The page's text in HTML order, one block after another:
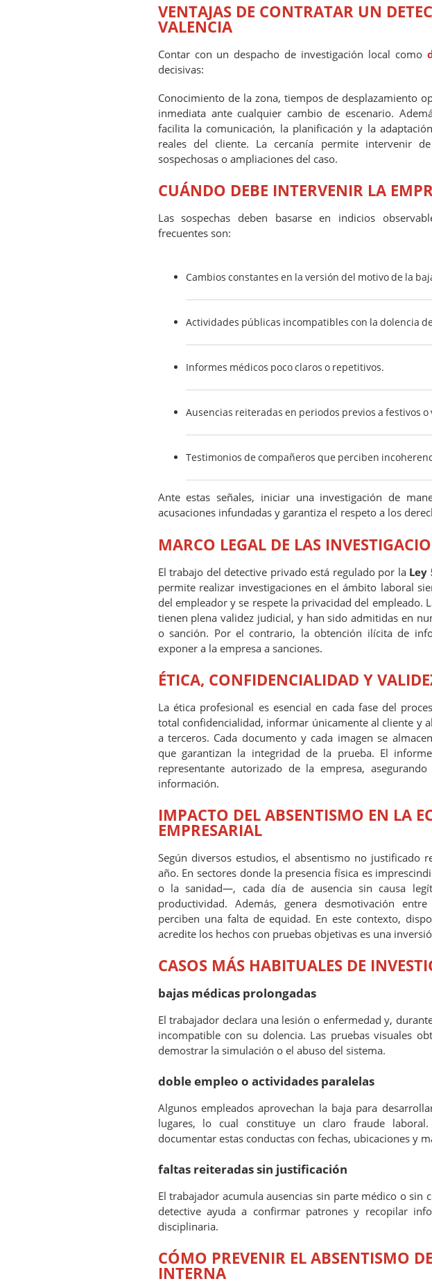
VENTAJAS DE CONTRATAR UN
VALENCIA
Contar con un despacho de investigación local como
decisivas:
Conocimiento de la zona, tiempos de desplazamiento
inmediata ante cualquier cambio de escenario.
facilita la comunicación, la planificación y la
reales del cliente. La cercanía permite intervenir
sospechosas o ampliaciones del caso.
CUÁNDO DEBE INTERVENIR LA
Las sospechas deben basarse en indicios
frecuentes son:
Cambios constantes en la versión del motivo de la
Actividades públicas incompatibles con la dolencia
Informes médicos poco claros o repetitivos.
Ausencias reiteradas en periodos previos a festivos o
Testimonios de compañeros que perciben
Ante estas señales, iniciar una investigación de
acusaciones infundadas y garantiza el respeto a los
MARCO LEGAL DE LAS
El trabajo del detective privado está regulado por la Ley
permite realizar investigaciones en el ámbito laboral
del empleador y se respete la privacidad del empleado.
tienen plena validez judicial, y han sido admitidas en
o sanción. Por el contrario, la obtención ilícita de
exponer a la empresa a sanciones.
ÉTICA, CONFIDENCIALIDAD Y
La ética profesional es esencial en cada fase del
total confidencialidad, informar únicamente al cliente y
a terceros. Cada documento y cada imagen se
que garantizan la integridad de la prueba. El
representante autorizado de la empresa,
información.
IMPACTO DEL ABSENTISMO EN LA
EMPRESARIAL
Según diversos estudios, el absentismo no justificado
año. En sectores donde la presencia física es
o la sanidad—, cada día de ausencia sin causa
productividad. Además, genera desmotivación
perciben una falta de equidad. En este contexto,
acredite los hechos con pruebas objetivas es una
CASOS MÁS HABITUALES DE
bajas médicas prolongadas
El trabajador declara una lesión o enfermedad y,
incompatible con su dolencia. Las pruebas visuales
demostrar la simulación o el abuso del sistema.
doble empleo o actividades paralelas
Algunos empleados aprovechan la baja para
lugares, lo cual constituye un claro fraude
documentar estas conductas con fechas, ubicaciones y
faltas reiteradas sin justificación
El trabajador acumula ausencias sin parte médico o sin
detective ayuda a confirmar patrones y recopilar
disciplinaria.
CÓMO PREVENIR EL ABSENTISMO
INTERNA